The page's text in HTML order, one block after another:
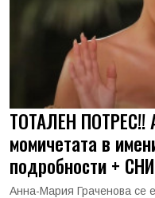
ТОТАЛЕН ПОТРЕС!!
момичетата в
подробности +
Анна-Мария Граченова се